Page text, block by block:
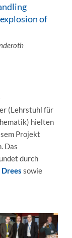
of
(Lehrstuhl für
hielten
Projekt
Das
durch
sowie